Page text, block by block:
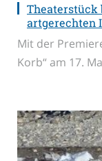
Theaterstück
artgerechten
Mit der
Korb“ am 17.